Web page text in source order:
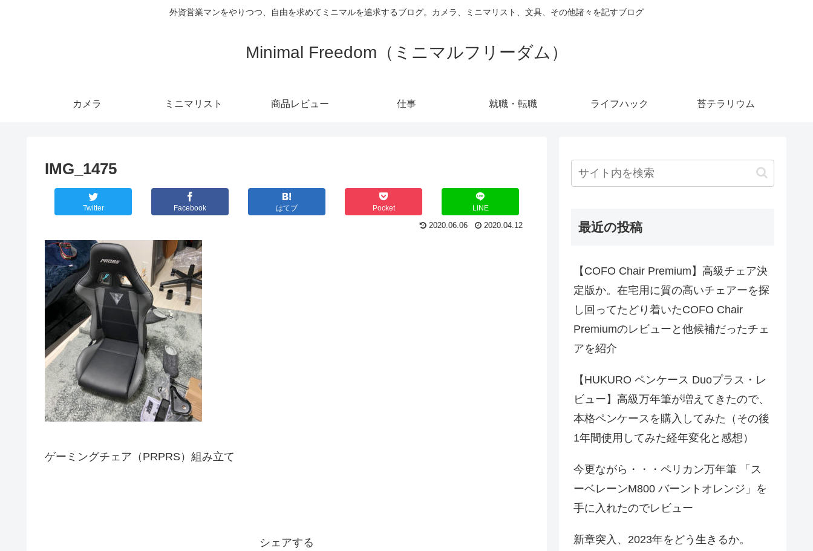
外資営業マンをやりつつ、自由を求めてミニマルを追求するブログ。カメラ、ミニマリスト、文具、その他諸々を記すブログ
Minimal Freedom（ミニマルフリーダム）
カメラ ミニマリスト 商品レビュー 仕事 就職・転職 ライフハック 苔テラリウム
IMG_1475
Twitter Facebook はてブ Pocket LINE
2020.06.06 2020.04.12
ゲーミングチェア（PRPRS）組み立て
シェアする
最近の投稿
【COFO Chair Premium】高級チェア決
定版か。在宅用に質の高いチェアーを探
し回ってたどり着いたCOFO Chair
Premiumのレビューと他候補だったチェ
アを紹介
【HUKURO ペンケース Duoプラス・レ
ビュー】高級万年筆が増えてきたので、
本格ペンケースを購入してみた（その後
1年間使用してみた経年変化と感想）
今更ながら・・・ペリカン万年筆 「ス
ーベレーンM800 バーントオレンジ」を
手に入れたのでレビュー
新章突入、2023年をどう生きるか。